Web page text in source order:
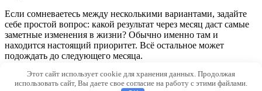
Если сомневаетесь между несколькими вариантами, задайте
себе простой вопрос: какой результат через месяц даст самые
заметные изменения в жизни? Обычно именно там и
находится настоящий приоритет. Всё остальное может
подождать до следующего месяца.
© 2026 Qvilon.ru
Этот сайт использует cookie для хранения данных. Продолжая
использовать сайт, Вы даете свое согласие на работу с этими файлами.